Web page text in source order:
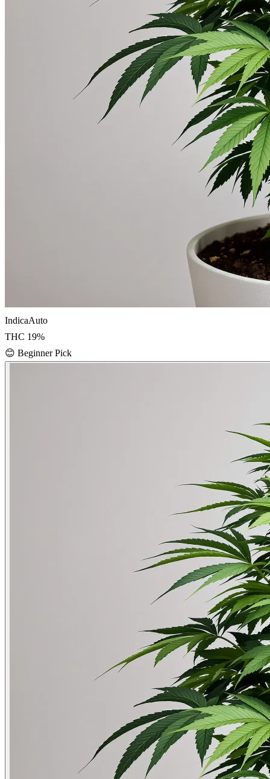
IndicaAuto
THC 19%
😊 Beginner Pick